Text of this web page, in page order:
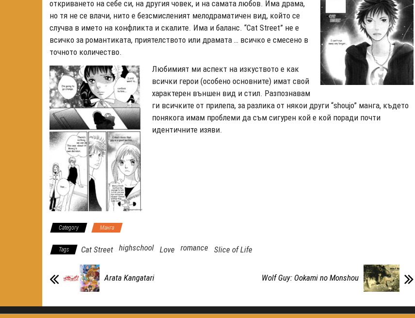
откриването на себе си, на другия човек, и на самата любов. Има драма,
но тя не се влачи, нито е безсмисленият мелодраматичен вид, който се
случва в името на конфликта и скалите. Има и баланс. “Cat Street” не е
всичко за романтиката, приятелството или драмата … всичко е смесено в
точното количество.
Любимият ми аспект на изкуството е как
всички герои (особено основните) имат свой
характерен външен вид и стил. Разпознавам
ги всичките от прилепа, за разлика от някои други “shoujo” манга, където
понякога имам проблеми да съм сигурен кой е кой поради почти
идентичните изяви.
Category Манга
Tags Cat Street highschool Love romance Slice of Life
Arata Kangatari Wolf Guy: Ookami no Monshou